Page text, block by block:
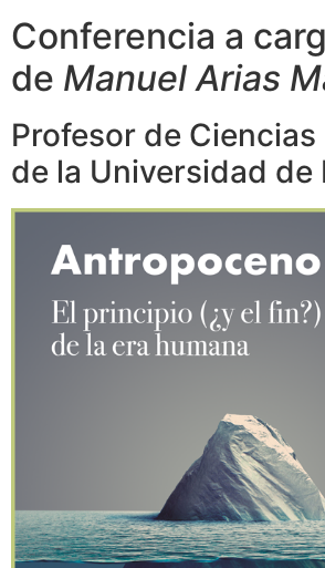
Conferencia a
de Manuel Arias
Profesor de
de la Universidad de